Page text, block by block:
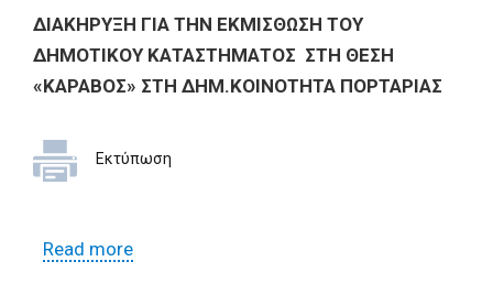
ΔΙΑΚΗΡΥΞΗ ΓΙΑ ΤΗΝ ΕΚΜΙΣΘΩΣΗ ΤΟΥ
ΔΗΜΟΤΙΚΟΥ ΚΑΤΑΣΤΗΜΑΤΟΣ ΣΤΗ ΘΕΣΗ
«ΚΑΡΑΒΟΣ» ΣΤΗ ΔΗΜ.ΚΟΙΝΟΤΗΤΑ ΠΟΡΤΑΡΙΑΣ
Εκτύπωση
Read moreabout ΔΙΑΚΗΡΥΞΗ ΓΙΑ ΤΗΝ